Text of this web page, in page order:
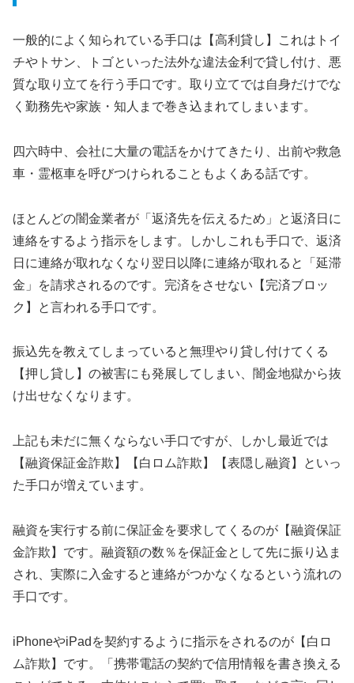
一般的によく知られている手口は【高利貸し】これはトイ
チやトサン、トゴといった法外な違法金利で貸し付け、悪
質な取り立てを行う手口です。取り立てでは自身だけでな
く勤務先や家族・知人まで巻き込まれてしまいます。
四六時中、会社に大量の電話をかけてきたり、出前や救急
車・霊柩車を呼びつけられることもよくある話です。
ほとんどの闇金業者が「返済先を伝えるため」と返済日に
連絡をするよう指示をします。しかしこれも手口で、返済
日に連絡が取れなくなり翌日以降に連絡が取れると「延滞
金」を請求されるのです。完済をさせない【完済ブロッ
ク】と言われる手口です。
振込先を教えてしまっていると無理やり貸し付けてくる
【押し貸し】の被害にも発展してしまい、闇金地獄から抜
け出せなくなります。
上記も未だに無くならない手口ですが、しかし最近では
【融資保証金詐欺】【白ロム詐欺】【表隠し融資】といっ
た手口が増えています。
融資を実行する前に保証金を要求してくるのが【融資保証
金詐欺】です。融資額の数％を保証金として先に振り込ま
され、実際に入金すると連絡がつかなくなるという流れの
手口です。
iPhoneやiPadを契約するように指示をされるのが【白ロ
ム詐欺】です。「携帯電話の契約で信用情報を書き換える